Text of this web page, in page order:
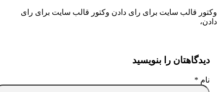
قالب سایت برای رای دادن وکتور قالب سایت برای رای
دیدگاهتان را بنویسید
نام*